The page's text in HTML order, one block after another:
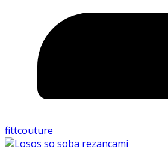
fittcouture